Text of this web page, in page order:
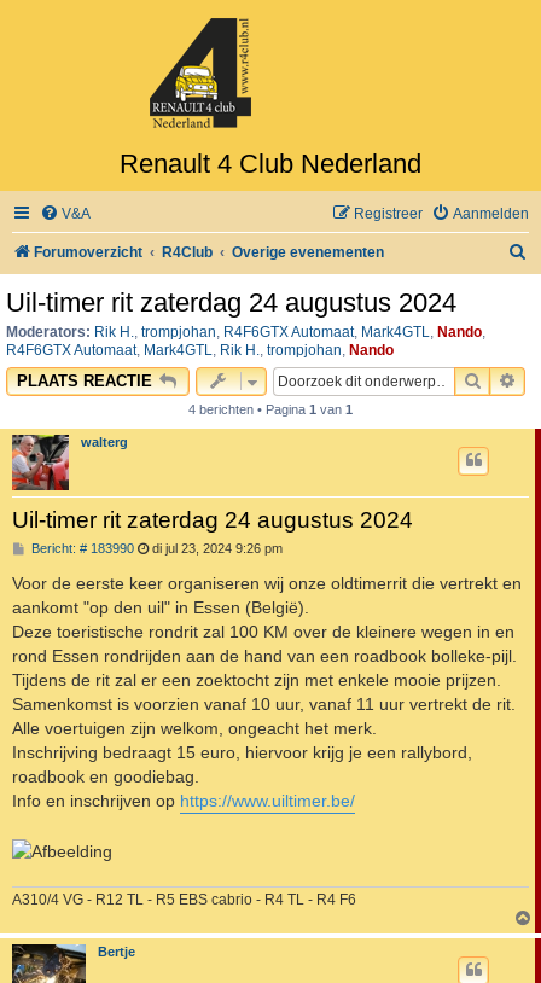
Renault 4 Club Nederland
V&A Aanmelden
Registreer
Forumoverzicht R4Club Overige evenementen
Uil-timer rit zaterdag 24 augustus 2024
Moderators: Rik H., trompjohan, R4F6GTX Automaat, Mark4GTL, Nando,
R4F6GTX Automaat, Mark4GTL, Rik H., trompjohan, Nando
PLAATS REACTIE ZOEK
4 berichten • Pagina 1 van 1
walterg
Uil-timer rit zaterdag 24 augustus 2024
Bericht: # 183990B
r
i
c
t
di jul 23, 2024 9:26 pm
Voor de eerste keer organiseren wij onze oldtimerrit die vertrekt en
aankomt "op den uil" in Essen (België).
Deze toeristische rondrit zal 100 KM over de kleinere wegen in en
rond Essen rondrijden aan de hand van een roadbook bolleke-pijl.
Tijdens de rit zal er een zoektocht zijn met enkele mooie prijzen.
Samenkomst is voorzien vanaf 10 uur, vanaf 11 uur vertrekt de rit.
Alle voertuigen zijn welkom, ongeacht het merk.
Inschrijving bedraagt 15 euro, hiervoor krijg je een rallybord,
roadbook en goodiebag.
Info en inschrijven op https://www.uiltimer.be/
A310/4 VG - R12 TL - R5 EBS cabrio - R4 TL - R4 F6
Bertje